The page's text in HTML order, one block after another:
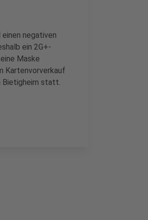
negativen
ein 2G+-
Maske
Kartenvorverkauf
Bietigheim statt.